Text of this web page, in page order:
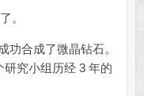
。
合成了微晶钻石。
究小组历经 3 年的